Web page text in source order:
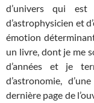
d’univers qui
d’astrophysicien et
émotion
un livre, dont je me
d’années et je
d’astronomie,
dernière page de